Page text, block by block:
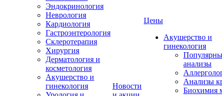
Эндокринология
Неврология
Кардиология
Гастроэнтерология
Склеротерапия
Хирургия
Дерматология и
косметология
Акушерство и
гинекология
Новости
Цены
Акушерство и
гинекология
анализы
Анализы
Биохимия